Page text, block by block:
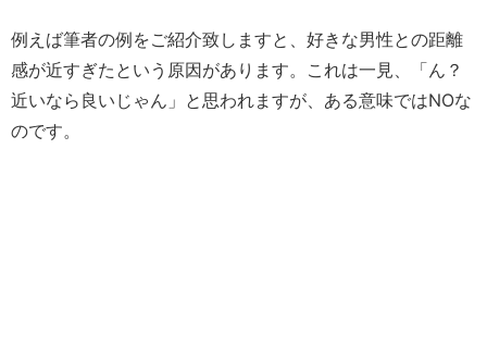
例えば筆者の例をご紹介致しますと、好きな男性との距離
感が近すぎたという原因があります。これは一見、「ん？
近いなら良いじゃん」と思われますが、ある意味ではNOな
のです。